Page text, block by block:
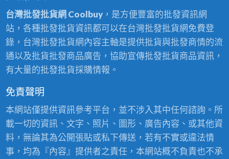
台灣批發批貨網 Coolbuy，是方便豐富的批發資訊網
站，各種批發批貨資訊都可以在台灣批發批貨網免費登
錄，台灣批發批貨網內容主軸是提供批貨與批發商情的流
通以及批貨批發商品廣告，協助宣傳批發批貨商品資訊，
有大量的批發批貨採購情報。
免責聲明
本網站僅提供資訊參考平台，並不涉入其中任何諮詢。所
載一切的資訊、文字、照片、圖形、廣告內容、或其他資
料，無論其為公開張貼或私下傳送，若有不實或違法情
事，均為『內容』提供者之責任，本網站概不負責也不承